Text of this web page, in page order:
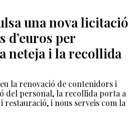
una nova licitació
d’euros per
neteja i la recollida
la renovació de contenidors i
del personal, la recollida porta a
restauració, i nous serveis com la